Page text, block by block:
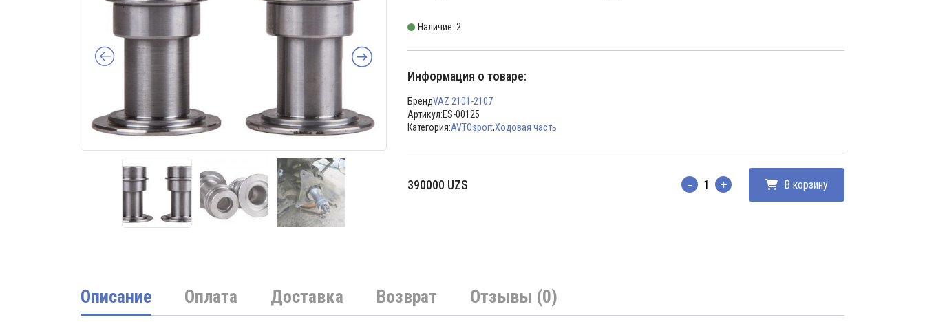
Наличие: 2
Информация о товаре:
БрендVAZ 2101-2107
Артикул:ES-00125
Категория:AVTOsport,Ходовая часть
390000 UZS Количество В корзину
Описание Оплата Доставка Возврат Отзывы (0)